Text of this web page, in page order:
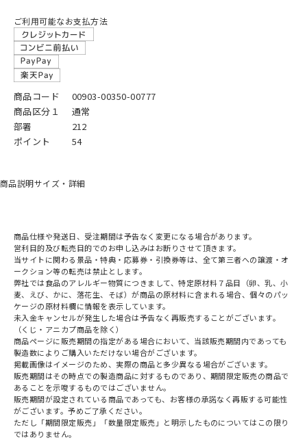
ご利用可能なお支払方法
商品コード
00903-00350-00777
商品区分１
通常
部署
212
ポイント
54
商品説明サイズ・詳細
商品仕様や発送日、受注期間は予告なく変更になる場合があります。
営利目的及び転売目的でのお申し込みはお断りさせて頂きます。
当サイトに関わる景品・特典・応募券・引換券等は、全て第三者への譲渡・オ
ークション等の転売は禁止とします。
弊社では食品のアレルギー物質につきまして、特定原材料７品目（卵、乳、小
麦、えび、かに、落花生、そば）が商品の原材料に含まれる場合、個々のパッ
ケージの原材料欄に情報を表示しています。
未入金キャンセルが発生した場合は予告なく再販売することがございます。
（くじ・アニカプ商品を除く）
商品ページに販売期間の指定がある場合において、当該販売期間内であっても
製造数によりご購入いただけない場合がございます。
掲載画像はイメージのため、実際の商品と多少異なる場合がございます。
販売期間はその時点での製造商品に対するものであり、期間限定販売の商品で
あることを示唆するものではございません。
販売期間が設定されている商品であっても、お客様の承諾なく再販する可能性
がございます。予めご了承ください。
ただし「期間限定販売」「数量限定販売」と明示したものについてはこの限り
ではありません。